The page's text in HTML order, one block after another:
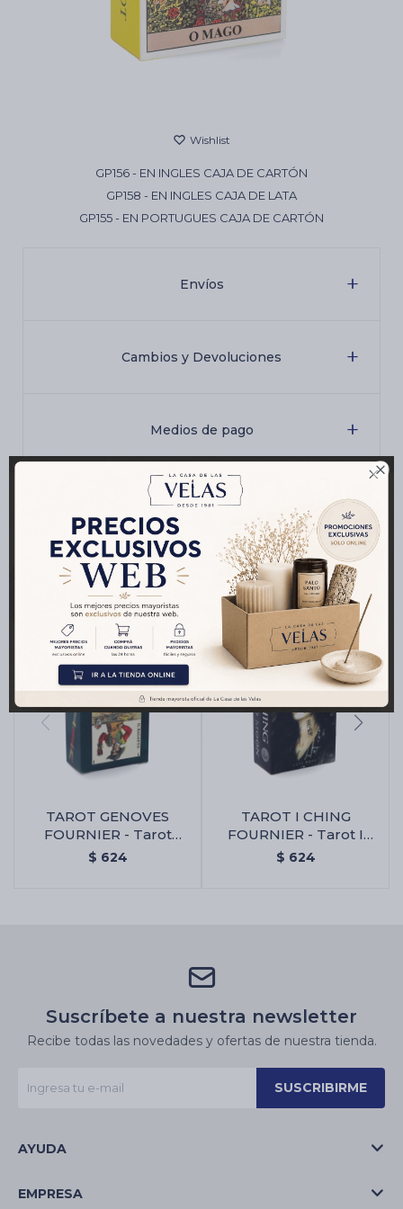

GP156 - EN INGLES CAJA DE CARTÓN
GP158 - EN INGLES CAJA DE LATA
GP155 - EN PORTUGUES CAJA DE CARTÓN
Envíos
Cambios y Devoluciones
Medios de pago
Productos que te pueden interesar
TAROT GENOVES
FOURNIER - Tarot
Genoves Fournier
$ 624
TAROT I CHING
FOURNIER - Tarot I
Ching Fournier
$ 624
Suscríbete a nuestra newsletter
Recibe todas las novedades y ofertas de nuestra tienda.
SUSCRIBIRME
AYUDA
EMPRESA
Cartas de Tarot